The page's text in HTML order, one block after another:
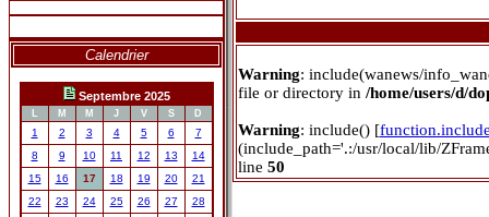
Warning: include(wanews/
file or directory in /home/users/d/
Warning: include() [
(include_path='.:/usr/local/lib/
line 50
Calendrier
Septembre 2025
L M M J V S D
1 2 3 4 5 6
7
8
9 10 11 12 13
14
15
16 17 18 19 20
21
22
23 24 25 26 27
28